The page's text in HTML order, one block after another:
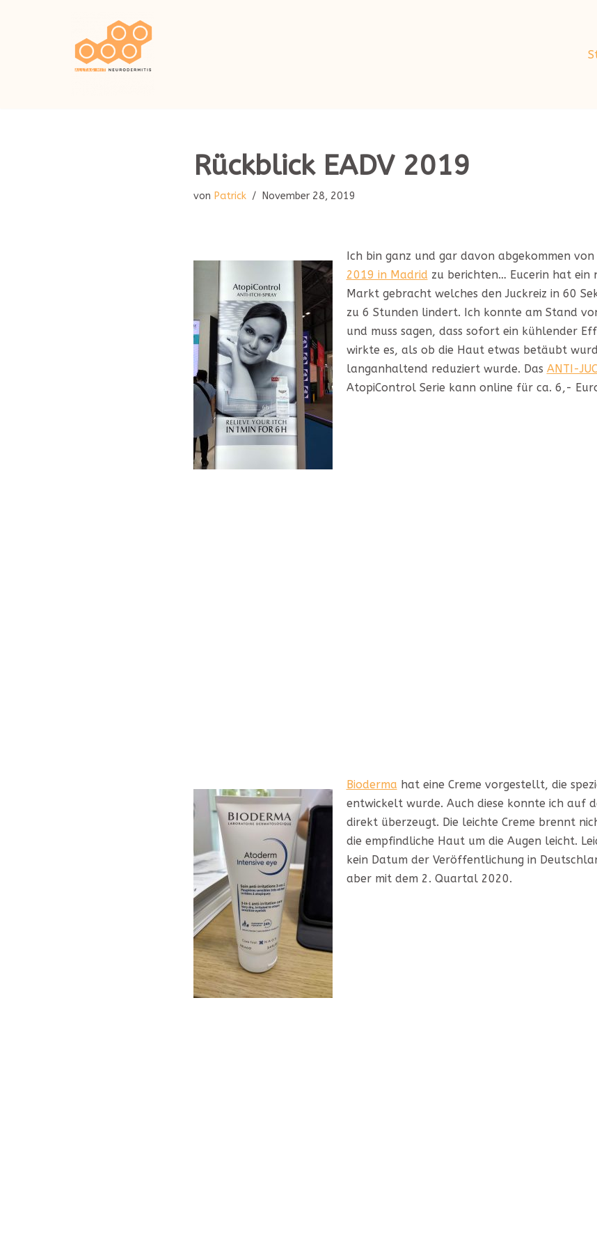
Rückblick EADV 2019
von Patrick November 28, 2019
Ich bin ganz und gar davon abgekommen von
2019 in Madrid zu berichten… Eucerin hat ein
Markt gebracht welches den Juckreiz in 60
zu 6 Stunden lindert. Ich konnte am Stand
und muss sagen, dass sofort ein kühlender
wirkte es, als ob die Haut etwas betäubt
langanhaltend reduziert wurde. Das ANTI-
AtopiControl Serie kann online für ca. 6,-
Bioderma hat eine Creme vorgestellt, die
entwickelt wurde. Auch diese konnte ich auf
direkt überzeugt. Die leichte Creme brennt
die empfindliche Haut um die Augen leicht.
kein Datum der Veröffentlichung in
aber mit dem 2. Quartal 2020.